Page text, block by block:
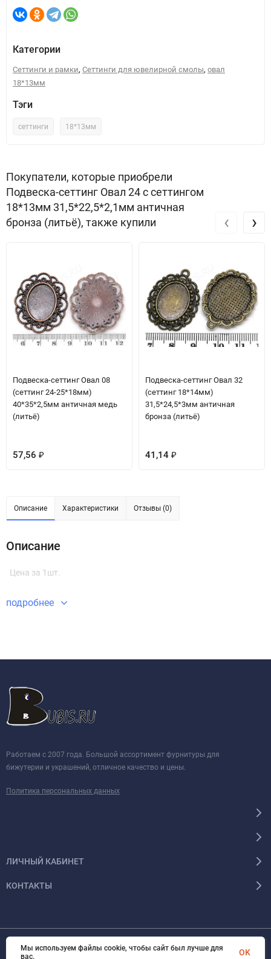
Категории
Сеттинги и рамки, Сеттинги для ювелирной смолы, овал
18*13мм
Тэги
сеттинги 18*13мм
Покупатели, которые приобрели
Подвеска-сеттинг Овал 24 с сеттингом
18*13мм 31,5*22,5*2,1мм античная
бронза (литьё), также купили
Подвеска-сеттинг Овал 08
(сеттинг 24-25*18мм)
40*35*2,5мм античная медь
(литьё)
57,56 ₽
Подвеска-сеттинг Овал 32
(сеттинг 18*14мм)
31,5*24,5*3мм античная
бронза (литьё)
41,14 ₽
‹ ›
Описание Характеристики Отзывы (0)
Описание
Цена за 1шт.
подробнее
Работаем с 2007 года. Большой ассортимент фурнитуры для
бижутерии и украшений, отличное качество и цены.
Политика персональных данных
ЛИЧНЫЙ КАБИНЕТ
КОНТАКТЫ
© 2026 BUBIS.RU Все права защищены
Мы используем файлы cookie, чтобы сайт был лучше для
вас.
OK